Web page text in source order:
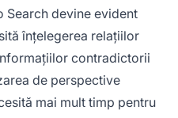
Search devine evident
înțelegerea relațiilor
contradictorii
de perspective
mai mult timp pentru